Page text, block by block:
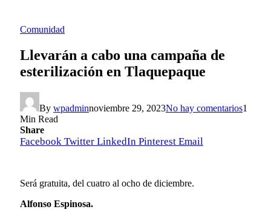
Comunidad
Llevarán a cabo una campaña de
esterilización en Tlaquepaque
By wpadminnoviembre 29, 2023No hay comentarios1
Min Read
Share
Facebook Twitter LinkedIn Pinterest Email
Será gratuita, del cuatro al ocho de diciembre.
Alfonso Espinosa.